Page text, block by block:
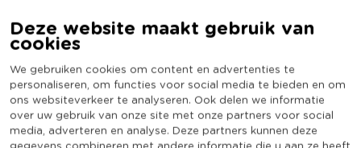
Deze website maakt gebruik van
cookies
We gebruiken cookies om content en advertenties te
personaliseren, om functies voor social media te bieden en om
ons websiteverkeer te analyseren. Ook delen we informatie
over uw gebruik van onze site met onze partners voor social
media, adverteren en analyse. Deze partners kunnen deze
gegevens combineren met andere informatie die u aan ze heeft
9.2 Op basis van 31 reviews